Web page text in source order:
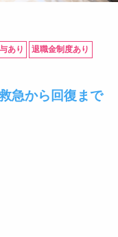
あり 退職金制度あり
急から回復まで